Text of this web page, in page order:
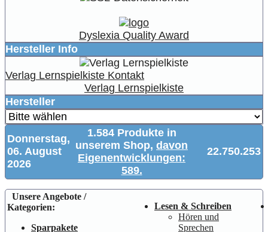
Dyslexia Quality Award
Hersteller Info
Verlag Lernspielkiste Kontakt
Verlag Lernspielkiste
Hersteller
Donnerstag,
06. August
2026
1.584 Produkte in
unserem Shop, davon
Eigenentwicklungen:
589.
22.750.253
Unsere Angebote /
Kategorien:
Sparpakete
Lesen & Schreiben
Hören und
Sprechen